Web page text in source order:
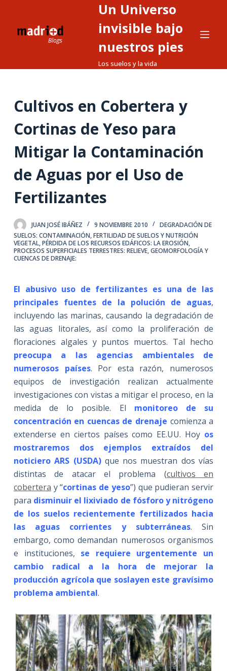
o
o
Un Universo
invisible bajo
nuestros pies
Los suelos y la vida
Cultivos en Cobertera y
Cortinas de Yeso para
Mitigar la Contaminación
de Aguas por el Uso de
Fertilizantes
JUAN JOSÉ IBÁÑEZ 9 NOVIEMBRE 2010
DEGRADACIÓN DE
SUELOS: CONTAMINACIÓN,FERTILIDAD DE SUELOS Y NUTRICIÓN
VEGETAL,PÉRDIDA DE LOS RECURSOS EDÁFICOS: LA EROSIÓN,
PROCESOS SUPERFICIALES TERRESTRES: RELIEVE, GEOMORFOLOGÍA Y
CUENCAS DE DRENAJE:
El abusivo uso de fertilizantes es una de las
principales fuentes de la polución de aguas,
incluyendo las marinas, causando la degradación de
las aguas litorales, así como la proliferación de
floraciones algales y puntos muertos. Tal hecho
preocupa a las agencias ambientales de
numerosos países. Por esta razón, numerosos
equipos de investigación realizan actualmente
investigaciones con vistas a mitigar el proceso, en la
medida de lo posible. El monitoreo de su
concentración en cuencas de drenaje comienza a
extenderse en ciertos países como EE.UU. Hoy os
mostraremos dos ejemplos extraídos del
noticiero ARS (USDA)que nos muestran dos vías
distintas de atacar el problema (cultivos en
cobertera y “cortinas de yeso”) que pudieran servir
para disminuir el lixiviado de fósforo y nitrógeno
de los suelos recientemente fertilizados hacia
las aguas corrientes y
subterráneas. Sin
embargo, como demandan numerosos organismos
e instituciones, se requiere urgentemente un
cambio radical a la hora de mejorar la
producción agrícola que soslayen este gravísimo
problema ambiental.